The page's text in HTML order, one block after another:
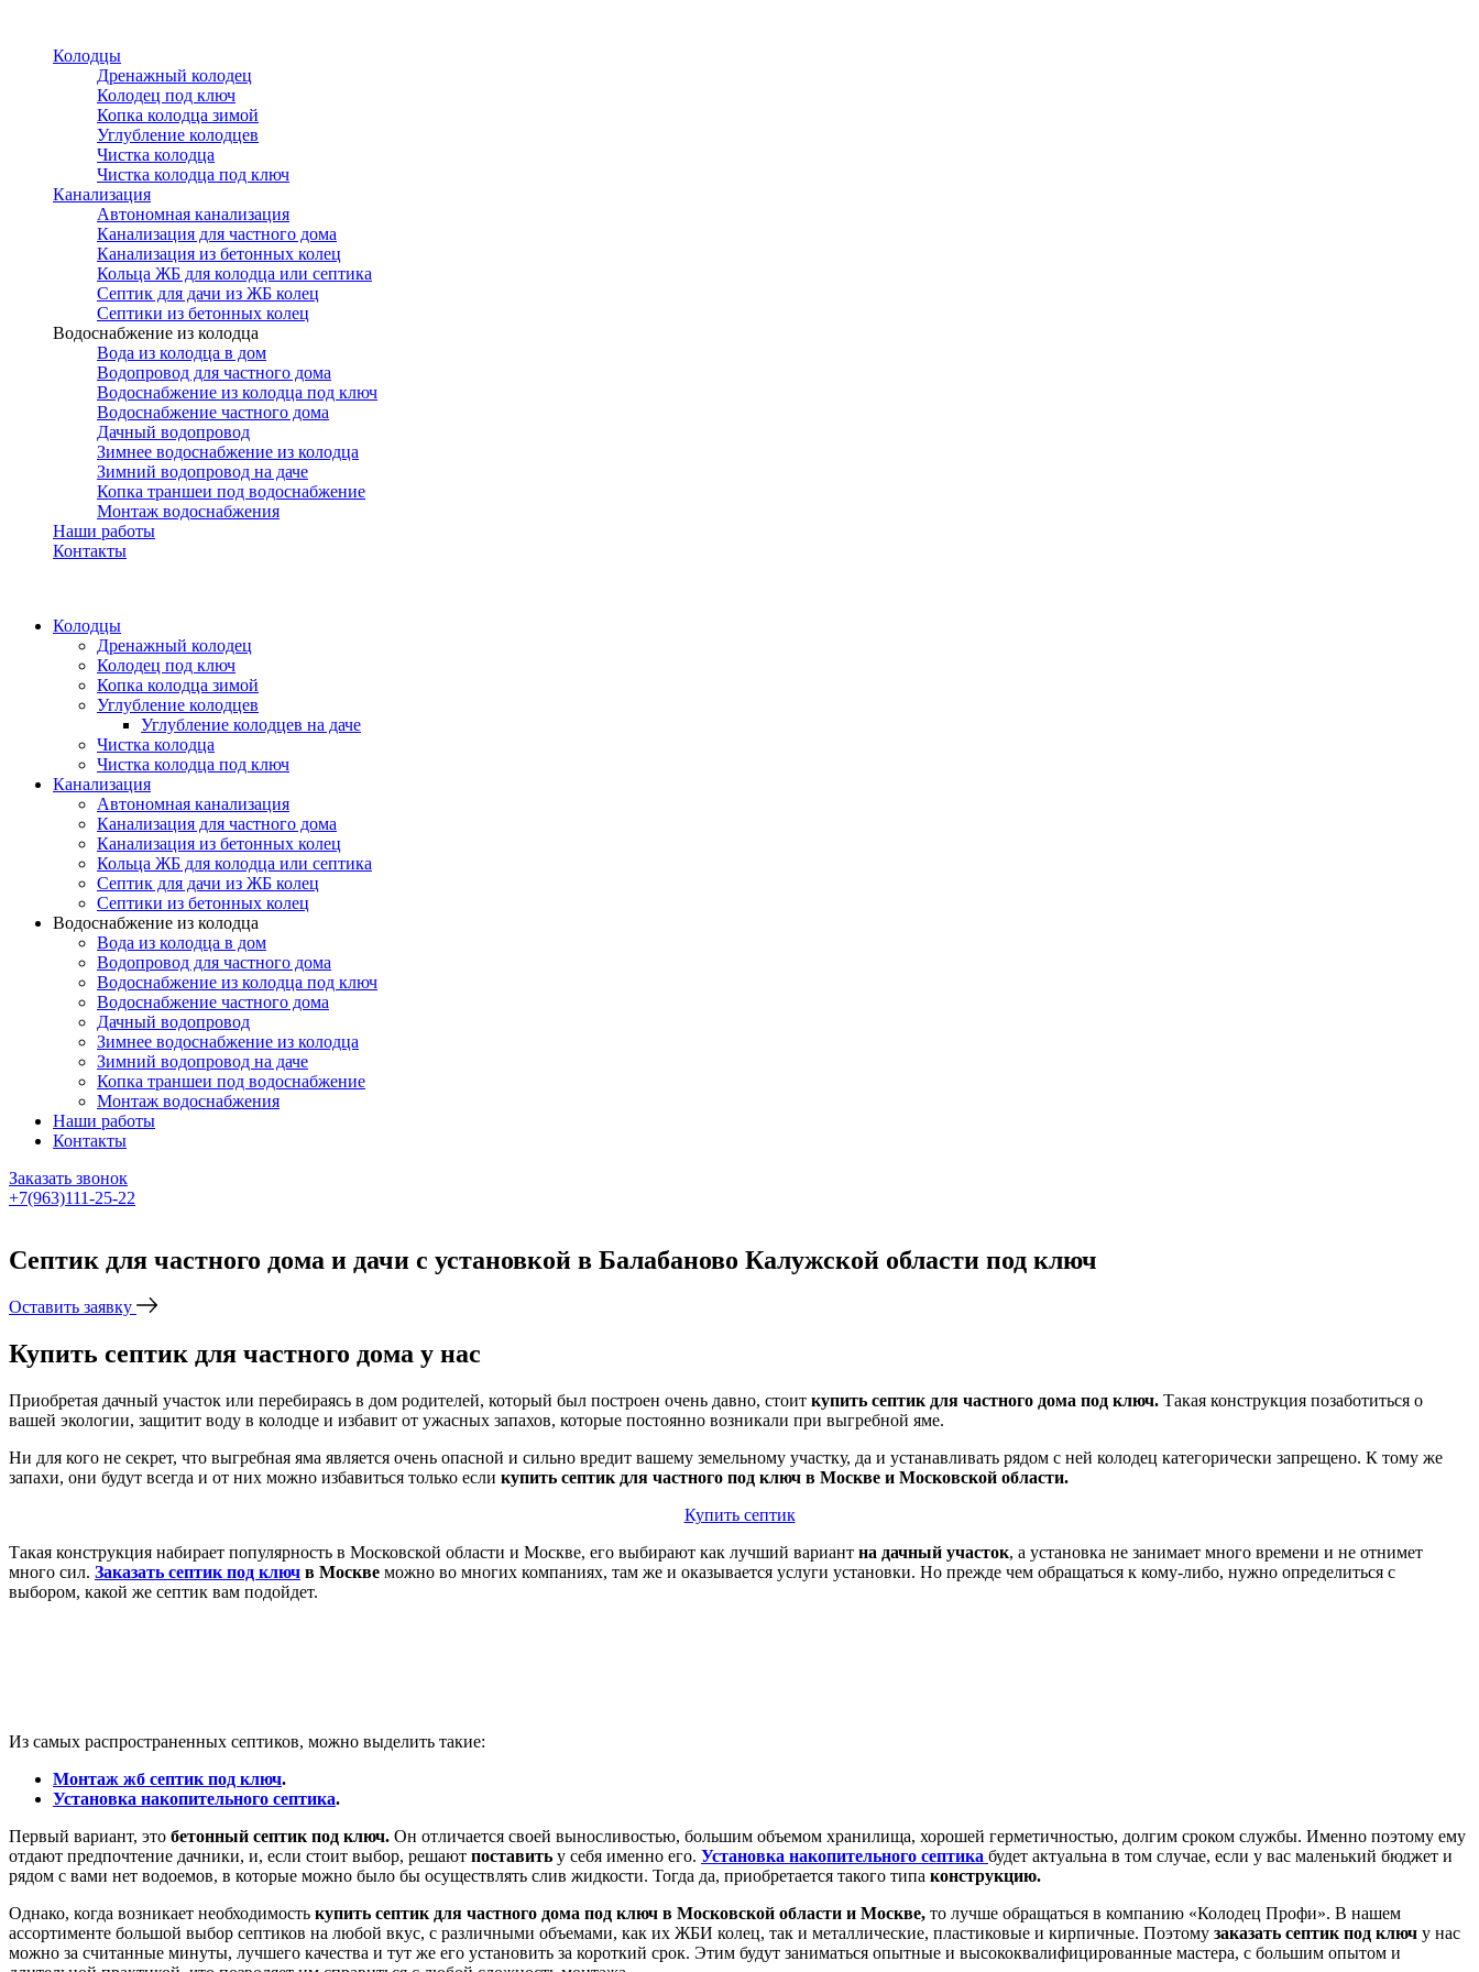
основному
содержанию
Колодцы
Дренажный колодец
Колодец под ключ
Копка колодца зимой
Углубление колодцев
Чистка колодца
Чистка колодца под ключ
Канализация
Автономная канализация
Канализация для частного дома
Канализация из бетонных колец
Кольца ЖБ для колодца или септика
Септик для дачи из ЖБ колец
Септики из бетонных колец
Водоснабжение из колодца
Вода из колодца в дом
Водопровод для частного дома
Водоснабжение из колодца под ключ
Водоснабжение частного дома
Дачный водопровод
Зимнее водоснабжение из колодца
Зимний водопровод на даче
Копка траншеи под водоснабжение
Монтаж водоснабжения
Наши работы
Контакты
Колодцы
Дренажный колодец
Колодец под ключ
Копка колодца зимой
Углубление колодцев
Углубление колодцев на даче
Чистка колодца
Чистка колодца под ключ
Канализация
Автономная канализация
Канализация для частного дома
Канализация из бетонных колец
Кольца ЖБ для колодца или септика
Септик для дачи из ЖБ колец
Септики из бетонных колец
Водоснабжение из колодца
Вода из колодца в дом
Водопровод для частного дома
Водоснабжение из колодца под ключ
Водоснабжение частного дома
Дачный водопровод
Зимнее водоснабжение из колодца
Зимний водопровод на даче
Копка траншеи под водоснабжение
Монтаж водоснабжения
Наши работы
Контакты
Заказать звонок
+7(963)111-25-22
Септик для частного дома и дачи с установкой в Балабаново Калужской области под ключ
Оставить заявку
Купить септик для частного дома у нас
Приобретая дачный участок или перебираясь в дом родителей, который был построен очень давно, стоит купить септик для частного дома под ключ. Такая конструкция позаботиться о
вашей экологии, защитит воду в колодце и избавит от ужасных запахов, которые постоянно возникали при выгребной яме.
Ни для кого не секрет, что выгребная яма является очень опасной и сильно вредит вашему земельному участку, да и устанавливать рядом с ней колодец категорически запрещено. К тому же
запахи, они будут всегда и от них можно избавиться только если купить септик для частного под ключ в Москве и Московской области.
Купить септик
Такая конструкция набирает популярность в Московской области и Москве, его выбирают как лучший вариант на дачный участок, а установка не занимает много времени и не отнимет
много сил. Заказать септик под ключ в Москве можно во многих компаниях, там же и оказывается услуги установки. Но прежде чем обращаться к кому-либо, нужно определиться с
выбором, какой же септик вам подойдет.
Из самых распространенных септиков, можно выделить такие:
Монтаж жб септик под ключ.
Установка накопительного септика.
Первый вариант, это бетонный септик под ключ. Он отличается своей выносливостью, большим объемом хранилища, хорошей герметичностью, долгим сроком службы. Именно поэтому ему
отдают предпочтение дачники, и, если стоит выбор, решают поставить у себя именно его. Установка накопительного септика будет актуальна в том случае, если у вас маленький бюджет и
рядом с вами нет водоемов, в которые можно было бы осуществлять слив жидкости. Тогда да, приобретается такого типа конструкцию.
Однако, когда возникает необходимость купить септик для частного дома под ключ в Московской области и Москве, то лучше обращаться в компанию «Колодец Профи». В нашем
ассортименте большой выбор септиков на любой вкус, с различными объемами, как их ЖБИ колец, так и металлические, пластиковые и кирпичные. Поэтому заказать септик под ключ у нас
можно за считанные минуты, лучшего качества и тут же его установить за короткий срок. Этим будут заниматься опытные и высококвалифицированные мастера, с большим опытом и